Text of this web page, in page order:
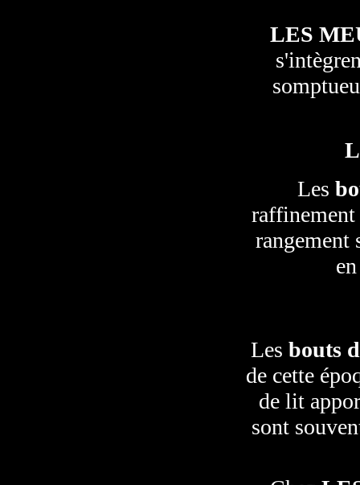
LES
Les
raffinement
rangement
Les bouts
de cette
de lit
sont